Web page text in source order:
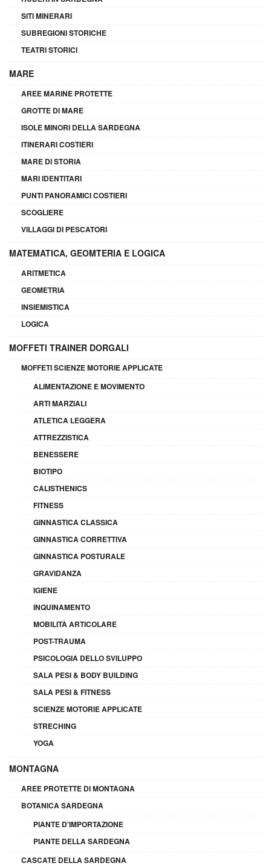
SITI MINERARI
SUBREGIONI STORICHE
TEATRI STORICI
MARE
AREE MARINE PROTETTE
GROTTE DI MARE
ISOLE MINORI DELLA SARDEGNA
ITINERARI COSTIERI
MARE DI STORIA
MARI IDENTITARI
PUNTI PANORAMICI COSTIERI
SCOGLIERE
VILLAGGI DI PESCATORI
MATEMATICA, GEOMTERIA E LOGICA
ARITMETICA
GEOMETRIA
INSIEMISTICA
LOGICA
MOFFETI TRAINER DORGALI
MOFFETI SCIENZE MOTORIE APPLICATE
ALIMENTAZIONE E MOVIMENTO
ARTI MARZIALI
ATLETICA LEGGERA
ATTREZZISTICA
BENESSERE
BIOTIPO
CALISTHENICS
FITNESS
GINNASTICA CLASSICA
GINNASTICA CORRETTIVA
GINNASTICA POSTURALE
GRAVIDANZA
IGIENE
INQUINAMENTO
MOBILITÀ ARTICOLARE
POST-TRAUMA
PSICOLOGIA DELLO SVILUPPO
SALA PESI & BODY BUILDING
SALA PESI & FITNESS
SCIENZE MOTORIE APPLICATE
STRECHING
YOGA
MONTAGNA
AREE PROTETTE DI MONTAGNA
BOTANICA SARDEGNA
PIANTE D'IMPORTAZIONE
PIANTE DELLA SARDEGNA
CASCATE DELLA SARDEGNA